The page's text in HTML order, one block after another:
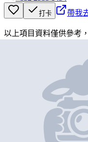
打卡 帶我
以上項目資料僅供參考
東昇樓